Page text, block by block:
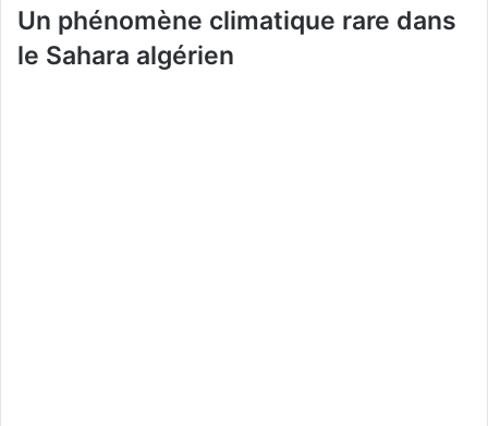
Un phénomène climatique rare dans
le Sahara algérien